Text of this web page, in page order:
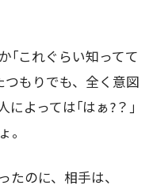
｢これぐらい知ってて
もりでも、全く意図
によっては｢はぁ?？｣
。
のに、相手は、